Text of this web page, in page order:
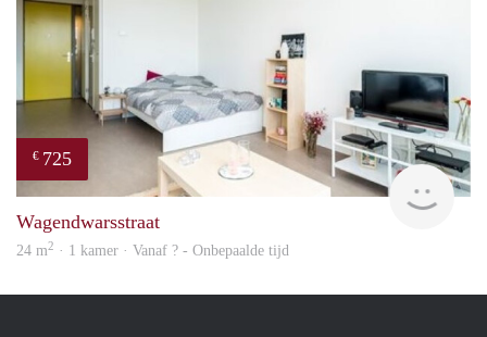
€ 725
Wagendwarsstraat
24 m2 · 1 kamer · Vanaf ? - Onbepaalde tijd